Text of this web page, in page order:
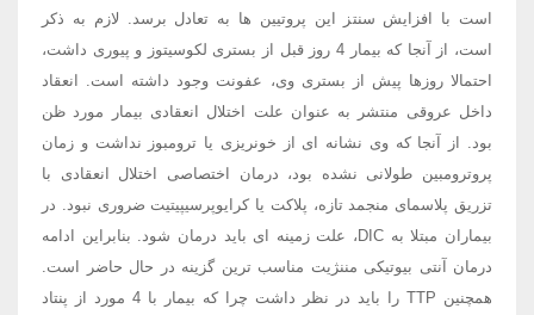
است با افزایش سنتز این پروتیین ها به تعادل برسد. لازم به ذکر
است، از آنجا که بیمار 4 روز قبل از بستری لکوسیتوز و پیوری داشت،
احتمالا روزها پیش از بستری وی، عفونت وجود داشته است. انعقاد
داخل عروقی منتشر به عنوان علت اختلال انعقادی بیمار مورد ظن
بود. از آنجا که وی نشانه ای از خونریزی یا ترومبوز نداشت و زمان
پروترومبین طولانی نشده بود، درمان اختصاصی اختلال انعقادی با
تزریق پلاسمای منجمد تازه، پلاکت یا کرایوپرسیپیتیت ضروری نبود. در
بیماران مبتلا به DIC، علت زمینه ای باید درمان شود. بنابراین ادامه
درمان آنتی بیوتیکی مننژیت مناسب ترین گزینه در حال حاضر است.
همچنین TTP را باید در نظر داشت چرا که بیمار با 4 مورد از پنتاد